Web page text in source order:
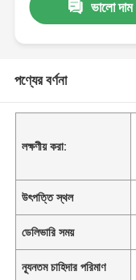
ভালো দাম
পণ্যের বর্ণনা
লক্ষণীয় করা:
উৎপত্তি স্থল
ডেলিভারি সময়
ন্যূনতম চাহিদার পরিমাণ